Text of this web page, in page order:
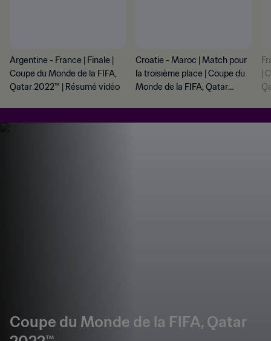
Argentine - France | Finale |
Coupe du Monde de la FIFA,
Qatar 2022™ | Résumé vidéo
Croatie - Maroc | Match pour
la troisième place | Coupe du
Monde de la FIFA, Qatar
|
Coupe du Monde de la FIFA, Qatar